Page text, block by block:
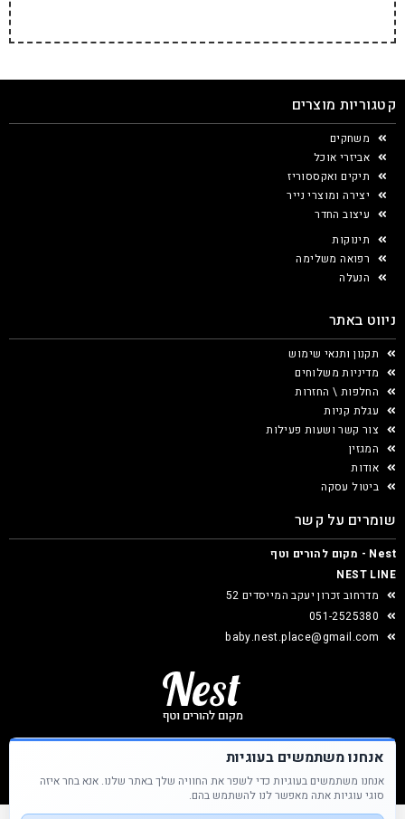
קטגוריות מוצרים
משחקים
אביזרי אוכל
תיקים ואקססוריז
יצירה ומוצרי נייר
עיצוב החדר
תינוקות
רפואה משלימה
הנעלה
ניווט באתר
תקנון ותנאי שימוש
מדיניות משלוחים
החלפות \ החזרות
עגלת קניות
צור קשר ושעות פעילות
המגזין
אודות
ביטול עסקה
שומרים על קשר
Nest - מקום להורים וטף
NEST LINE
מדרחוב זכרון יעקב המייסדים 52
051-2525380
baby.nest.place@gmail.com
Nest &copy כל הזכויות שמורות
אנחנו משתמשים בעוגיות
אנחנו משתמשים בעוגיות כדי לשפר את החוויה שלך באתר שלנו. אנא בחר איזה
סוגי עוגיות אתה מאפשר לנו להשתמש בהם.